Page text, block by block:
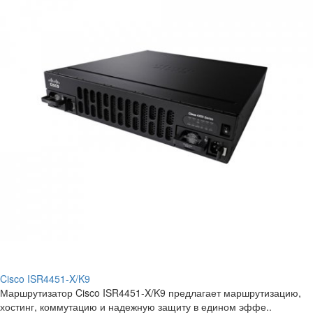
Cisco ISR4451-X/K9
Маршрутизатор Cisco ISR4451-X/K9 предлагает маршрутизацию,
хостинг, коммутацию и надежную защиту в едином эффе..